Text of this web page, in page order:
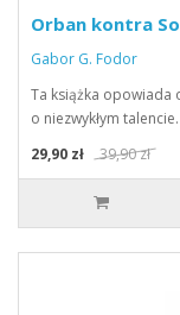
Orban kontra
Gabor G. Fodor
Ta książka opowiada
o niezwykłym
29,90 zł
39,90 zł